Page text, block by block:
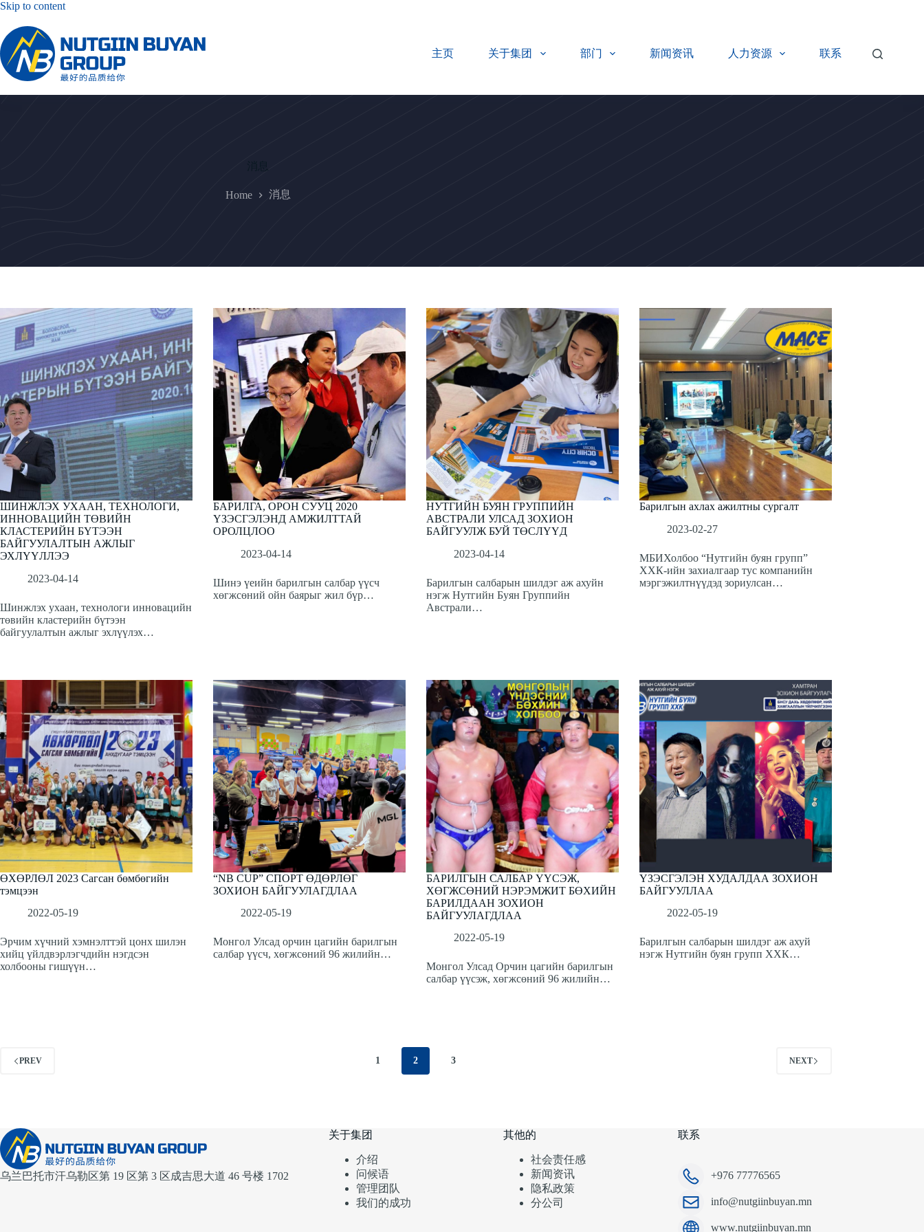
Skip to contentSkip
主页
关于集团 部门 新闻资讯 人力资源 联系
Home 消息
ШИНЖЛЭХ УХААН, ТЕХНОЛОГИ,
ИННОВАЦИЙН ТӨВИЙН
КЛАСТЕРИЙН БҮТЭЭН
БАЙГУУЛАЛТЫН АЖЛЫГ
ЭХЛҮҮЛЛЭЭ
2023-04-14
Шинжлэх ухаан, технологи инновацийн
төвийн кластерийн бүтээн
байгуулалтын ажлыг эхлүүлэх…
БАРИЛГА, ОРОН СУУЦ 2020
ҮЗЭСГЭЛЭНД АМЖИЛТТАЙ
ОРОЛЦЛОО
2023-04-14
Шинэ үеийн барилгын салбар үүсч
хөгжсөний ойн баярыг жил бүр…
НУТГИЙН БУЯН ГРУППИЙН
АВСТРАЛИ УЛСАД ЗОХИОН
БАЙГУУЛЖ БУЙ ТӨСЛҮҮД
2023-04-14
Барилгын салбарын шилдэг аж ахуйн
нэгж Нутгийн Буян Группийн
Австрали…
Барилгын ахлах ажилтны сургалт
2023-02-27
МБИХолбоо “Нутгийн буян групп”
ХХК-ийн захиалгаар тус компанийн
мэргэжилтнүүдэд зориулсан…
ӨХӨРЛӨЛ 2023 Сагсан бөмбөгийн
тэмцээн
2022-05-19
Эрчим хүчний хэмнэлттэй цонх шилэн
хийц үйлдвэрлэгчдийн нэгдсэн
холбооны гишүүн…
“NB CUP” СПОРТ ӨДӨРЛӨГ
ЗОХИОН БАЙГУУЛАГДЛАА
2022-05-19
Монгол Улсад орчин цагийн барилгын
салбар үүсч, хөгжсөний 96 жилийн…
БАРИЛГЫН САЛБАР ҮҮСЭЖ,
ХӨГЖСӨНИЙ НЭРЭМЖИТ БӨХИЙН
БАРИЛДААН ЗОХИОН
БАЙГУУЛАГДЛАА
2022-05-19
Монгол Улсад Орчин цагийн барилгын
салбар үүсэж, хөгжсөний 96 жилийн…
ҮЗЭСГЭЛЭН ХУДАЛДАА ЗОХИОН
БАЙГУУЛЛАА
2022-05-19
Барилгын салбарын шилдэг аж ахуй
нэгж Нутгийн буян групп ХХК…
PREV 1 2 3 NEXT
乌兰巴托市汗乌勒区第 19 区第 3 区成吉思大道 46 号楼 1702
关于集团
介绍
问候语
管理团队
我们的成功
其他的
社会责任感
新闻资讯
隐私政策
分公司
联系
+976 77776565
info@nutgiinbuyan.mn
www.nutgiinbuyan.mn